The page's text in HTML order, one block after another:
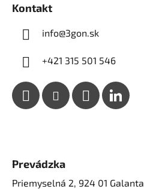
Kontakt
info@3gon.sk
+421 315 501 546
Prevádzka
Priemyselná 2, 924 01 Galanta